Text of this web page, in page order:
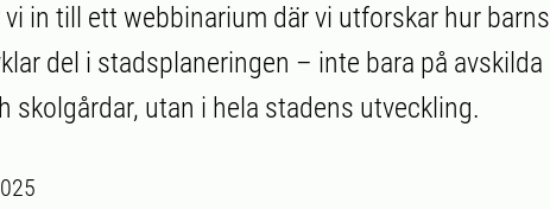
in till ett webbinarium där vi utforskar hur barns
del i stadsplaneringen – inte bara på avskilda
skolgårdar, utan i hela stadens utveckling.